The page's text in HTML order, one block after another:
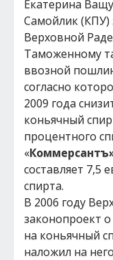
Екатерина
Самойлик (КПУ)
Верховной
Таможенному
ввозной
согласно
2009 года
коньячный
процентного
«
составляет 7,5
спирта.
В 2006 году
законопроект
на коньячный
наложил на